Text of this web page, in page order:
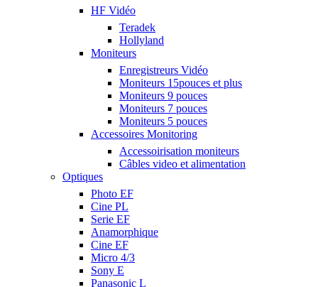
HF Vidéo
Teradek
Hollyland
Moniteurs
Enregistreurs Vidéo
Moniteurs 15pouces et plus
Moniteurs 9 pouces
Moniteurs 7 pouces
Moniteurs 5 pouces
Accessoires Monitoring
Accessoirisation moniteurs
Câbles video et alimentation
Optiques
Photo EF
Cine PL
Serie EF
Anamorphique
Cine EF
Micro 4/3
Sony E
Panasonic L